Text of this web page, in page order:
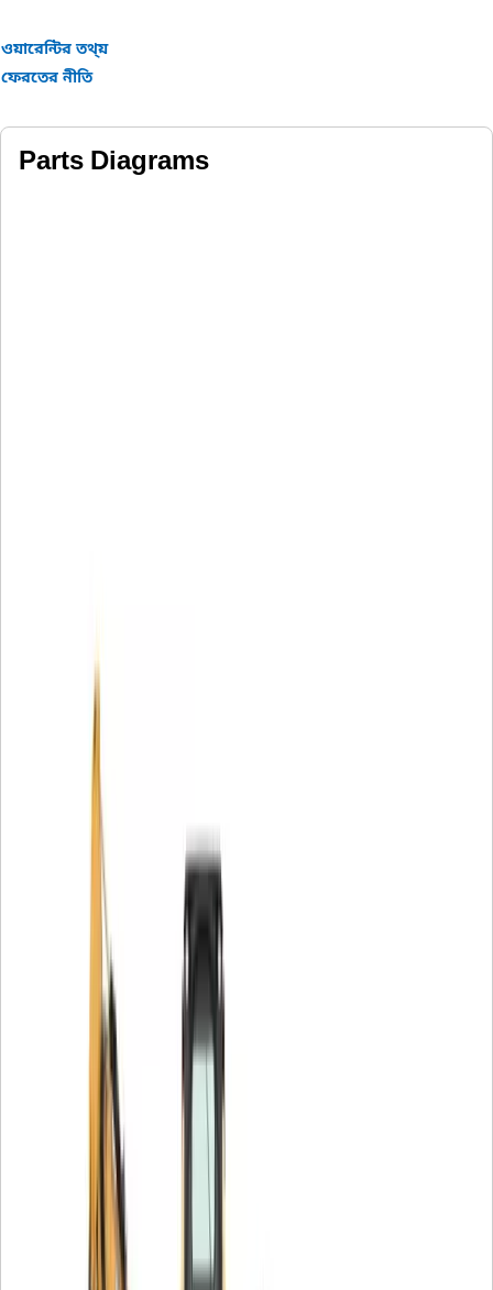
ওয়ারেন্টির তথ্য়
ফেরতের নীতি
Parts Diagrams